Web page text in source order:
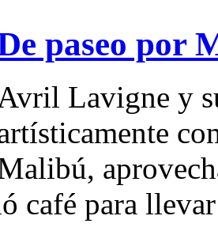
paseo por
Lavigne y
café para